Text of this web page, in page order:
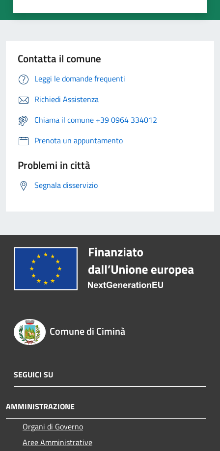
Contatta il comune
Leggi le domande frequenti
Richiedi Assistenza
Chiama il comune +39 0964 334012
Prenota un appuntamento
Problemi in città
Segnala disservizio
Comune di Ciminà
SEGUICI SU
AMMINISTRAZIONE
Organi di Governo
Aree Amministrative